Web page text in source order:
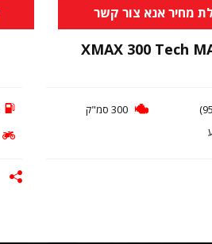
מחיר אנא צור קשר
XMAX 300 Tech
300 סמ"ק